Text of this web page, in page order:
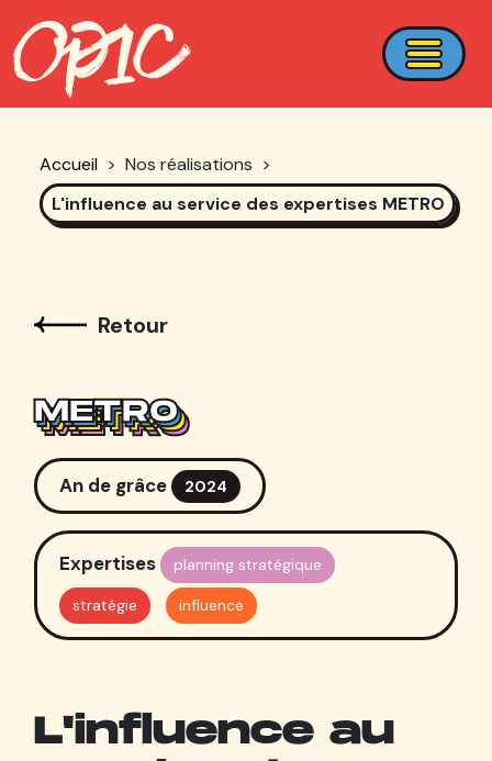
Accueil > Nos réalisations >
L'influence au service des expertises METRO
Retour
METRO
METRO
METRO
METRO
An de grâce 2024
Expertises planning stratégique
stratégie influence
L'influence au